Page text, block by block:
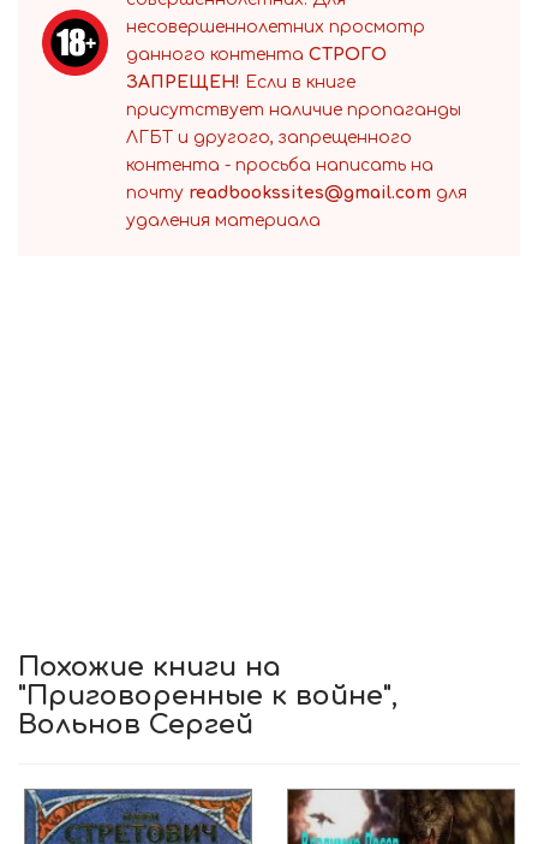
несовершеннолетних просмотр
данного контента СТРОГО
ЗАПРЕЩЕН! Если в книге
присутствует наличие пропаганды
ЛГБТ и другого, запрещенного
контента - просьба написать на
почту readbookssites@gmail.com для
удаления материала
Похожие книги на
"Приговоренные к войне",
Вольнов Сергей